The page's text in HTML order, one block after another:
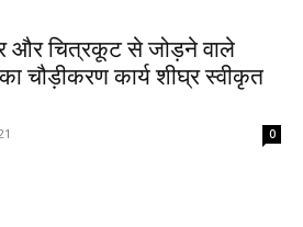
और चित्रकूट से जोड़ने वाले
का चौड़ीकरण कार्य शीघ्र स्वीकृत
0